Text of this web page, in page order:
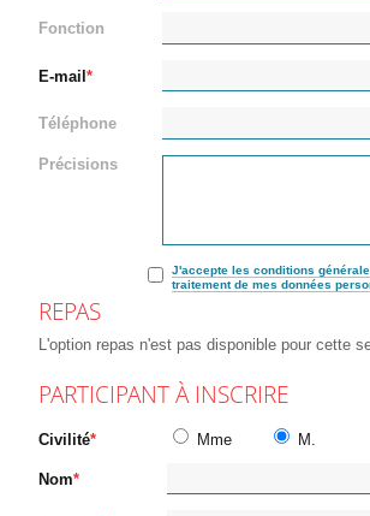
Fonction
E-mail
Téléphone
Précisions
J'accepte les conditions
traitement de mes données
REPAS
L'option repas n'est pas disponible pour cette
PARTICIPANT À INSCRIRE
Civilité Mme M.
Nom